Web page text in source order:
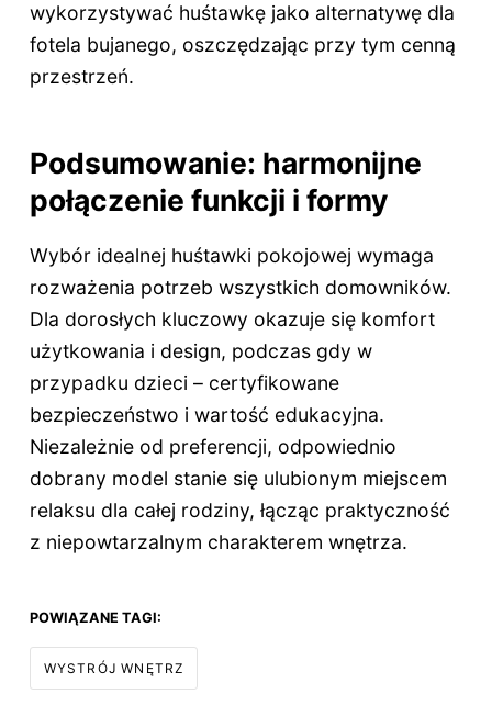
wykorzystywać huśtawkę jako alternatywę dla
fotela bujanego, oszczędzając przy tym cenną
przestrzeń.
Podsumowanie: harmonijne
połączenie funkcji i formy
Wybór idealnej huśtawki pokojowej wymaga
rozważenia potrzeb wszystkich domowników.
Dla dorosłych kluczowy okazuje się komfort
użytkowania i design, podczas gdy w
przypadku dzieci – certyfikowane
bezpieczeństwo i wartość edukacyjna.
Niezależnie od preferencji, odpowiednio
dobrany model stanie się ulubionym miejscem
relaksu dla całej rodziny, łącząc praktyczność
z niepowtarzalnym charakterem wnętrza.
POWIĄZANE TAGI:
WYSTRÓJ WNĘTRZ